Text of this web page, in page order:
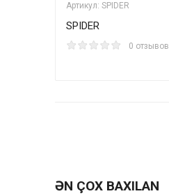
Артикул: SPIDER
SPIDER
0 отзывов
ƏN ÇOX BAXILAN